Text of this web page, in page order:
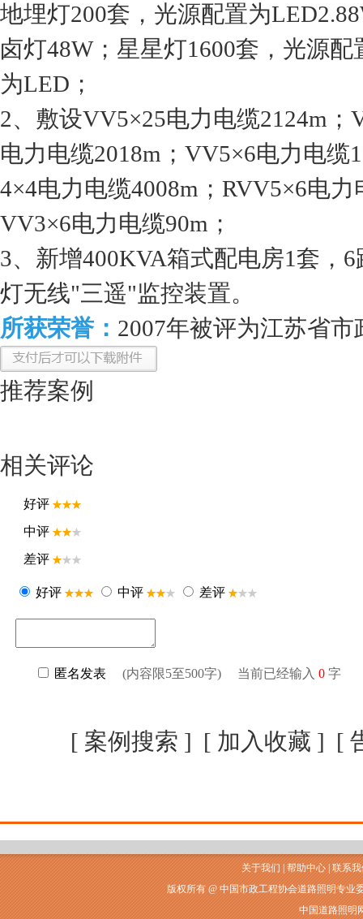
地埋灯200套，光源配置为
卤灯48W；星星灯1600套，光源
为LED；
2、敷设VV5×25电力电缆2124m
电力电缆2018m；VV5×6电力电缆
4×4电力电缆4008m；RVV5×6电
VV3×6电力电缆90m；
3、新增400KVA箱式配电房1套，
灯无线"三遥"监控装置。
所获荣誉： 2007年被评为江苏省
推荐案例
相关评论
[ 案例搜索 ] [ 加入收藏 ] [
关于我们 帮助中心 联系
版权所有 @ 中国市政工程协会道路照明专
中国道路照明